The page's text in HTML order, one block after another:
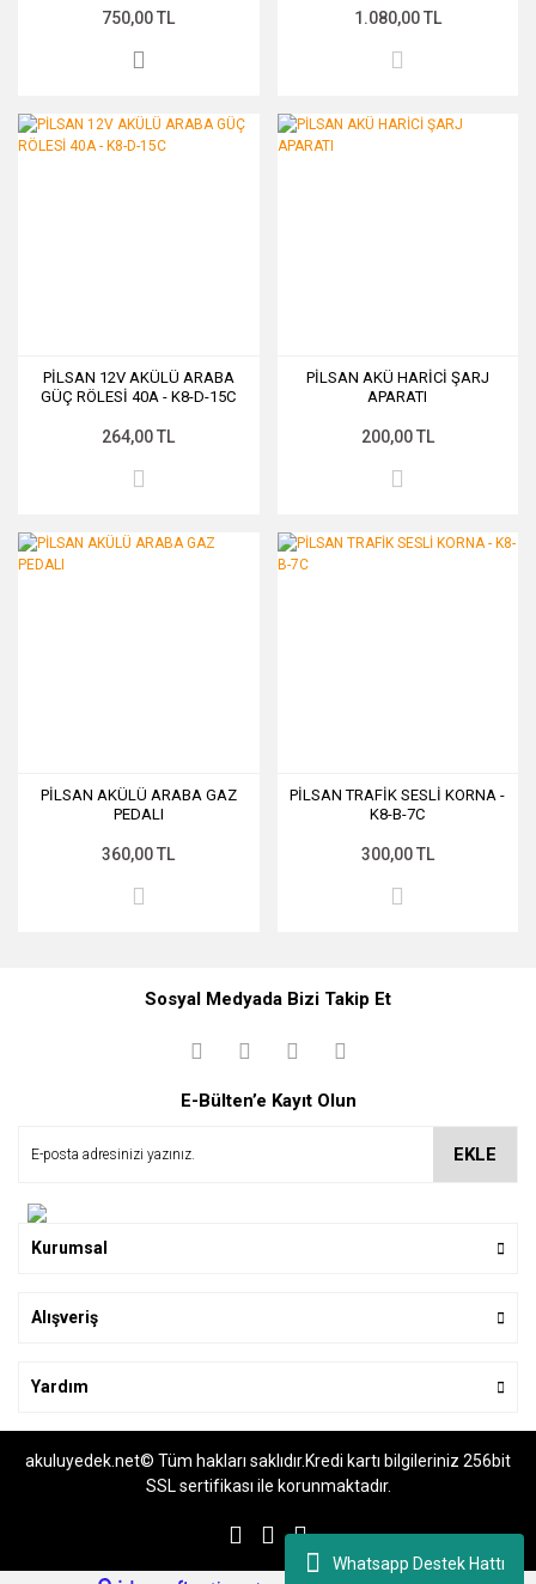
Whatsapp Destek Hattı
750,00 TL 1.080,00 TL
PİLSAN 12V AKÜLÜ ARABA
GÜÇ RÖLESİ 40A - K8-D-15C
264,00 TL
PİLSAN AKÜ HARİCİ ŞARJ
APARATI
200,00 TL
PİLSAN AKÜLÜ ARABA GAZ
PEDALI
360,00 TL
PİLSAN TRAFİK SESLİ KORNA -
K8-B-7C
300,00 TL
Sosyal Medyada Bizi Takip Et
E-Bülten’e Kayıt Olun
EKLE
Kurumsal
Alışveriş
Yardım
akuluyedek.net© Tüm hakları saklıdır.Kredi kartı bilgileriniz 256bit
SSL sertifikası ile korunmaktadır.